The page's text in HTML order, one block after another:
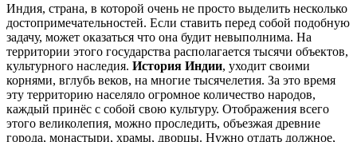
Индия, страна, в которой очень не просто выделить несколько
достопримечательностей. Если ставить перед собой подобную
задачу, может оказаться что она будит невыполнима. На
территории этого государства располагается тысячи объектов,
культурного наследия. История Индии, уходит своими
корнями, вглубь веков, на многие тысячелетия. За это время
эту территорию населяло огромное количество народов,
каждый принёс с собой свою культуру. Отображения всего
этого великолепия, можно проследить, объезжая древние
города, монастыри, храмы, дворцы. Нужно отдать должное,